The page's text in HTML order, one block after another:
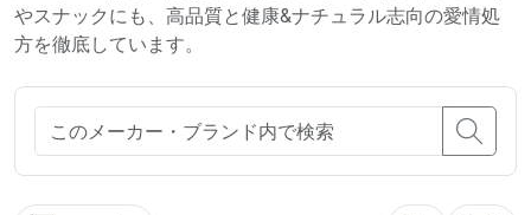
やスナックにも、高品質と健康&ナチュラル志向の愛情処
方を徹底しています。